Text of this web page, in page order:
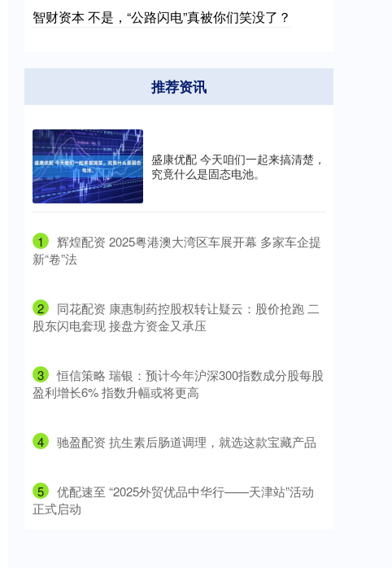
智财资本 不是，“公路闪电”真被你们笑没了？
推荐资讯
盛康优配 今天咱们一起来搞清楚，
究竟什么是固态电池。
1
​辉煌配资 2025粤港澳大湾区车展开幕 多家车企提
新“卷”法
2
​同花配资 康惠制药控股权转让疑云：股价抢跑 二
股东闪电套现 接盘方资金又承压
3
​恒信策略 瑞银：预计今年沪深300指数成分股每股
盈利增长6% 指数升幅或将更高
4 ​驰盈配资 抗生素后肠道调理，就选这款宝藏产品
5
​优配速至 “2025外贸优品中华行——天津站”活动
正式启动